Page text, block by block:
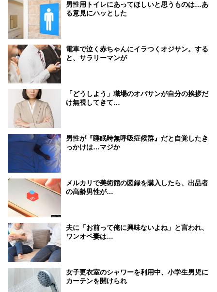
男性用トイレにあってほしいと思うものは…あ
る意見にハッとした
電車で泣く赤ちゃんにイラつくオジサン。する
と、サラリーマンが
「どうしよう」職場のオバサンが自分の挨拶だ
け無視してきて…
男性が『睡眠時無呼吸症候群』だと自覚したき
っかけは…マジか
メルカリで美術館の図録を購入したら、出品者
の高齢男性が…
夫に「お前って俺に興味ないよね」と言われ、
ワンオペ妻は…
女子更衣室のシャワーを利用中、小学生男児に
カーテンを開けられ